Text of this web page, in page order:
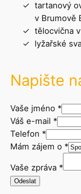
tartanový
v Brumově
tělocvična
lyžařské
Napište
Vaše jméno *
Váš e-mail *
Telefon *
Mám zájem o *
Vaše zpráva *
Odeslat